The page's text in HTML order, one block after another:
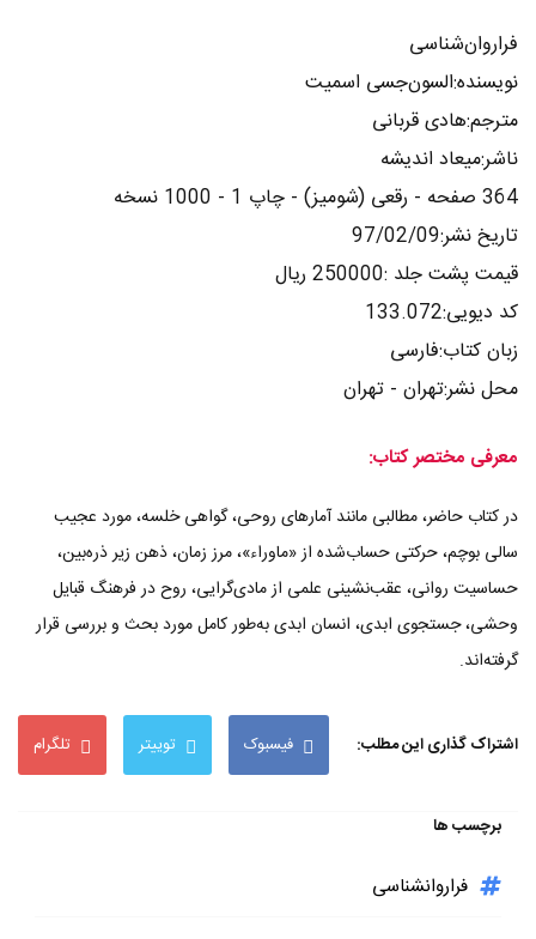
فراروان‌شناسی
نویسنده:السون‌جسی اسمیت
مترجم:هادی قربانی
ناشر:میعاد اندیشه
364 صفحه - رقعی (شومیز) - چاپ 1 - 1000 نسخه
تاریخ نشر:97/02/09
قیمت پشت جلد :250000 ریال
کد دیویی:133.072
زبان کتاب:فارسی
محل نشر:تهران - تهران
معرفی مختصر کتاب:
در کتاب حاضر، مطالبی مانند آمارهای روحی، گواهی خلسه، مورد عجیب
سالی بوچم، حرکتی حساب‌شده از «ماوراء»، مرز زمان، ذهن زیر ذره‌بین،
حساسیت روانی، عقب‌نشینی علمی از مادی‌گرایی، روح در فرهنگ قبایل
وحشی، جستجوی ابدی، انسان ابدی به‌طور کامل مورد بحث و بررسی قرار
گرفته‌اند.
اشتراک گذاری این مطلب: فیسبوک توییتر تلگرام
برچسب ها
فراروانشناسی